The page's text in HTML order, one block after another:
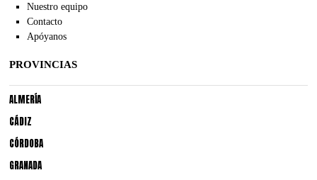
Nuestro equipo
Contacto
Apóyanos
PROVINCIAS
ALMERÍA
CÁDIZ
CÓRDOBA
GRANADA